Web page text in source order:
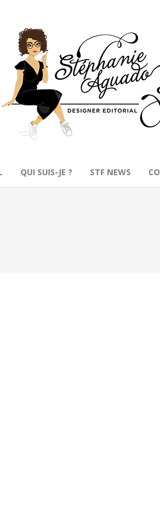
QUI SUIS-JE ? STF NEWS